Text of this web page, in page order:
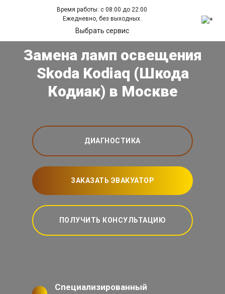
Время работы: с 08:00 до 22:00
Ежедневно, без выходных.
Выбрать сервис
Замена ламп освещения
Skoda Kodiaq (Шкода
Кодиак) в Москве
ДИАГНОСТИКА
ЗАКАЗАТЬ ЭВАКУАТОР
ПОЛУЧИТЬ КОНСУЛЬТАЦИЮ
Специализированный